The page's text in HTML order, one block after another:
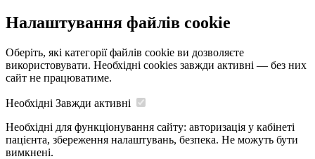
Налаштування файлів cookie
Оберіть, які категорії файлів cookie ви дозволяєте
використовувати. Необхідні cookies завжди активні — без них
сайт не працюватиме.
Необхідні Завжди активні
Необхідні для функціонування сайту: авторизація у кабінеті
пацієнта, збереження налаштувань, безпека. Не можуть бути
вимкнені.